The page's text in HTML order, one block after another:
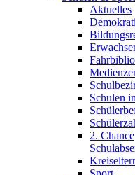
Aktuelles
Schulen
2. Chance